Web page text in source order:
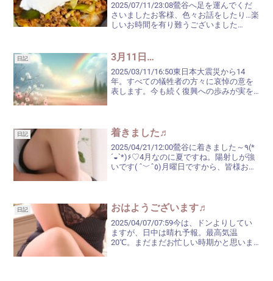
2025/07/11/23:08鶯谷へ足を運んでくだ
さいましたお客様、色々お話をしたり…楽
しいお時間を有り難うございました
たが、歩いているうちに、少し汗ばん...
日記 3月11日…
2025/03/11/16:50東日本大震災から14
年。すべての犠牲者の方々に哀悼の意を
表します。今も続く復興への歩みが実を
年生、...
日記 着きました♬
2025/04/21/12:00鶯谷に着きました～٩(*
´◒`*)۶♡4月なのに夏ですね。陽射しが強
いです( ˆ﹀ˆ٥)月曜日ですから、皆様お忙
日記 おはようございます♬
2025/04/07/07:59今は、ドンよりしてい
ますが、日中は晴れ予報。最高気温
20℃。まだまだお忙しい時期かと思いま